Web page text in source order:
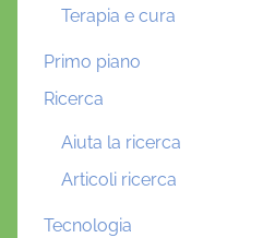
Terapia e cura
Primo piano
Ricerca
Aiuta la ricerca
Articoli ricerca
Tecnologia